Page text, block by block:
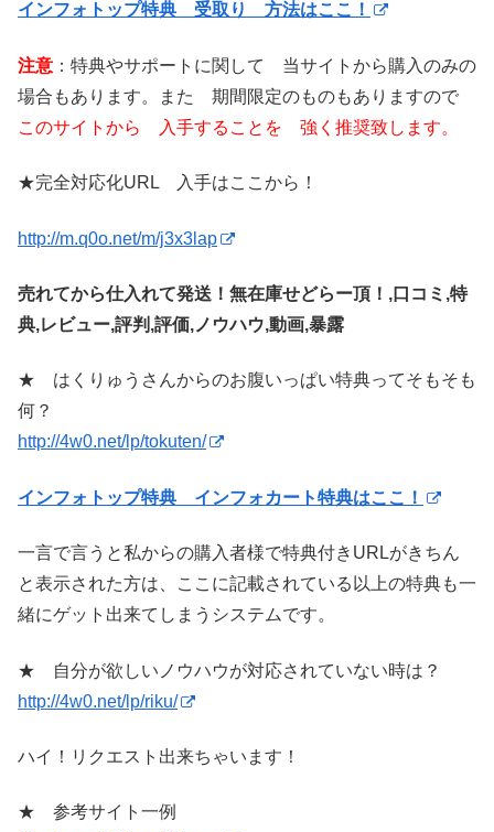
インフォトップ特典 受取り 方法はここ！
注意 ：特典やサポートに関して 当サイトから購入のみの
場合もあります。また 期間限定のものもありますので
このサイトから 入手することを 強く推奨致します。
★完全対応化URL 入手はここから！
http://m.q0o.net/m/j3x3lap
売れてから仕入れて発送！無在庫せどらー頂！,口コミ,特
典,レビュー,評判,評価,ノウハウ,動画,暴露
★ はくりゅうさんからのお腹いっぱい特典ってそもそも
何？
http://4w0.net/lp/tokuten/
インフォトップ特典 インフォカート特典はここ！
一言で言うと私からの購入者様で特典付きURLがきちん
と表示された方は、ここに記載されている以上の特典も一
緒にゲット出来てしまうシステムです。
★ 自分が欲しいノウハウが対応されていない時は？
http://4w0.net/lp/riku/
ハイ！リクエスト出来ちゃいます！
★ 参考サイト一例